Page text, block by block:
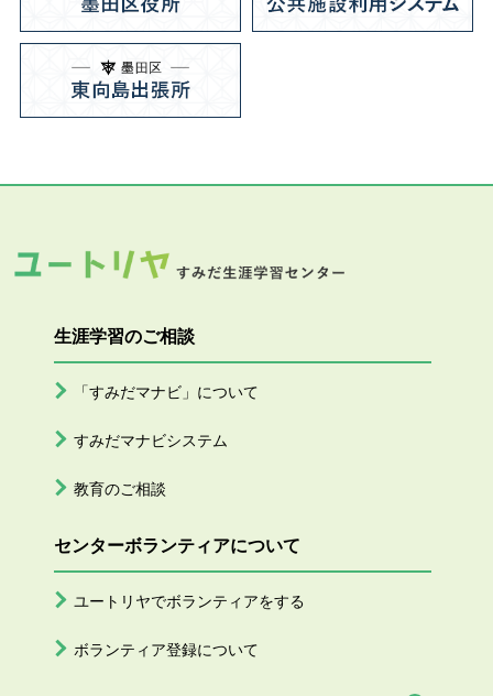
生涯学習のご相談
「すみだマナビ」について
すみだマナビシステム
教育のご相談
センターボランティアについて
ユートリヤでボランティアをする
ボランティア登録について